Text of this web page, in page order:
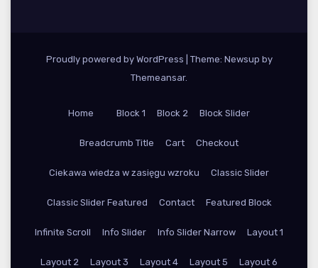
Proudly powered by WordPress
Theme: Newsup by
Themeansar.
Home Block 1 Block 2 Block Slider
Breadcrumb Title Cart Checkout
Ciekawa wiedza w zasięgu wzroku Classic Slider
Classic Slider Featured Contact Featured Block
Infinite Scroll Info Slider Info Slider Narrow Layout 1
Layout 2 Layout 3 Layout 4 Layout 5 Layout 6